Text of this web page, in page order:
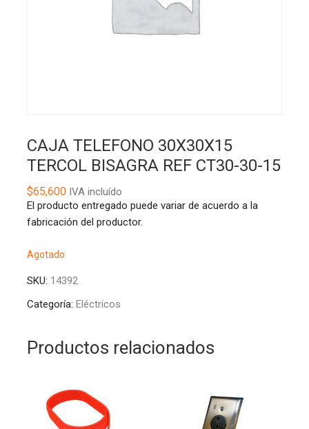
CAJA TELEFONO 30X30X15
TERCOL BISAGRA REF CT30-30-15
$65,600IVA incluído
El producto entregado puede variar de acuerdo a la
fabricación del productor.
Agotado
SKU: 14392
Categoría: Eléctricos
Productos relacionados